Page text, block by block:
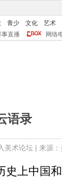
青少 文化
艺术
事直播 网络
语录
美术论坛| 来源
上中国和